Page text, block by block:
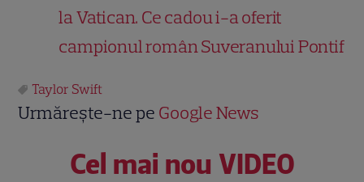
la Vatican. Ce cadou i-a oferit
campionul român Suveranului Pontif
Taylor Swift
Urmărește-ne pe Google News
Cel mai nou VIDEO